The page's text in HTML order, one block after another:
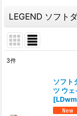
LEGEND ソフト
3件
ソフト
ツ ウ
[